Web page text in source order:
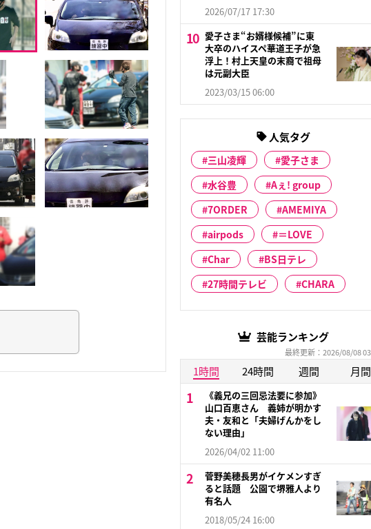
2026/07/17 17:30
愛子さま“お婿様候補”に東
大卒のハイスペ華道王子が急
浮上！村上天皇の末裔で祖母
は元副大臣
2023/03/15 06:00
人気タグ
三山凌輝
愛子さま
水谷豊
Aぇ! group
7ORDER
AMEMIYA
airpods
＝LOVE
Char
BS日テレ
27時間テレビ
CHARA
芸能ランキング
最終更新：2026/08/08
1時間 24時間 週間 月間
《義兄の三回忌法要に参加》
山口百恵さん 義姉が明かす
夫・友和と「夫婦げんかをし
ない理由」
2026/04/02 11:00
菅野美穂長男がイケメンすぎ
ると話題 公園で堺雅人より
有名人
2018/05/24 16:00